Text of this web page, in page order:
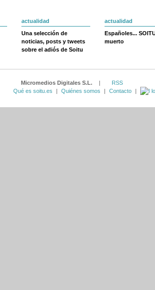
actualidad
Una selección de
noticias, posts y tweets
sobre el adiós de Soitu
actualidad
Españoles...
muerto
Micromedios Digitales S.L. |
RSS
Qué es soitu.es
| Quiénes somos | Contacto |